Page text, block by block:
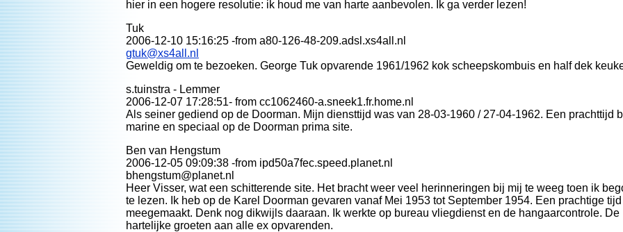
hier in een hogere resolutie: ik houd me van harte aanbevolen. Ik ga verder lezen!
Tuk
2006-12-10 15:16:25 -from a80-126-48-209.adsl.xs4all.nl
gtuk@xs4all.nl
Geweldig om te bezoeken. George Tuk opvarende 1961/1962 kok scheepskombuis en half dek
s.tuinstra - Lemmer
2006-12-07 17:28:51- from cc1062460-a.sneek1.fr.home.nl
Als seiner gediend op de Doorman. Mijn diensttijd was van 28-03-1960 / 27-04-1962. Een prachttijd
marine en speciaal op de Doorman prima site.
Ben van Hengstum
2006-12-05 09:09:38 -from ipd50a7fec.speed.planet.nl
bhengstum@planet.nl
Heer Visser, wat een schitterende site. Het bracht weer veel herinneringen bij mij te weeg toen ik
te lezen. Ik heb op de Karel Doorman gevaren vanaf Mei 1953 tot September 1954. Een prachtige tijd
meegemaakt. Denk nog dikwijls daaraan. Ik werkte op bureau vliegdienst en de hangaarcontrole. De
hartelijke groeten aan alle ex opvarenden.